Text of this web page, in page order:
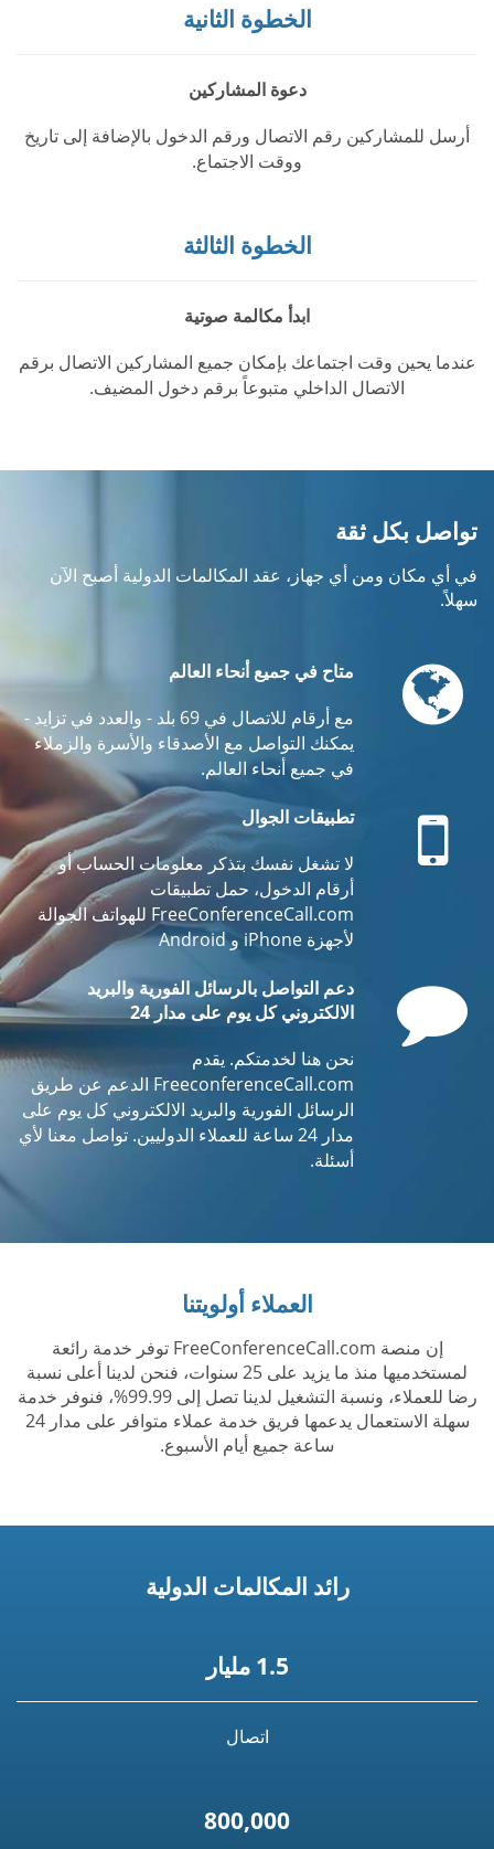
الخطوة الثانية
دعوة المشاركين
أرسل للمشاركين رقم الاتصال ورقم الدخول بالإضافة إلى تاريخ
ووقت الاجتماع.
الخطوة الثالثة
ابدأ مكالمة صوتية
عندما يحين وقت اجتماعك بإمكان جميع المشاركين الاتصال برقم
الاتصال الداخلي متبوعاً برقم دخول المضيف.
تواصل بكل ثقة
في أي مكان ومن أي جهاز، عقد المكالمات الدولية أصبح الآن
سهلاً.
متاح في جميع أنحاء العالم
مع أرقام للاتصال في 69 بلد - والعدد في تزايد -
يمكنك التواصل مع الأصدقاء والأسرة والزملاء
في جميع أنحاء العالم.
Mobile
تطبيقات الجوال
لا تشغل نفسك بتذكر معلومات الحساب أو
أرقام الدخول، حمل تطبيقات
FreeConferenceCall.com للهواتف الجوالة
لأجهزة iPhone و Android
Comment
دعم التواصل بالرسائل الفورية والبريد
الالكتروني كل يوم على مدار 24
نحن هنا لخدمتكم. يقدم
FreeconferenceCall.com الدعم عن طريق
الرسائل الفورية والبريد الالكتروني كل يوم على
مدار 24 ساعة للعملاء الدوليين. تواصل معنا لأي
أسئلة.
العملاء أولويتنا
إن منصة FreeConferenceCall.com توفر خدمة رائعة
لمستخدميها منذ ما يزيد على 25 سنوات، فنحن لدينا أعلى نسبة
رضا للعملاء، ونسبة التشغيل لدينا تصل إلى 99.99%، فنوفر خدمة
سهلة الاستعمال يدعمها فريق خدمة عملاء متوافر على مدار 24
ساعة جميع أيام الأسبوع.
رائد المكالمات الدولية
1.5 مليار
اتصال
800,000